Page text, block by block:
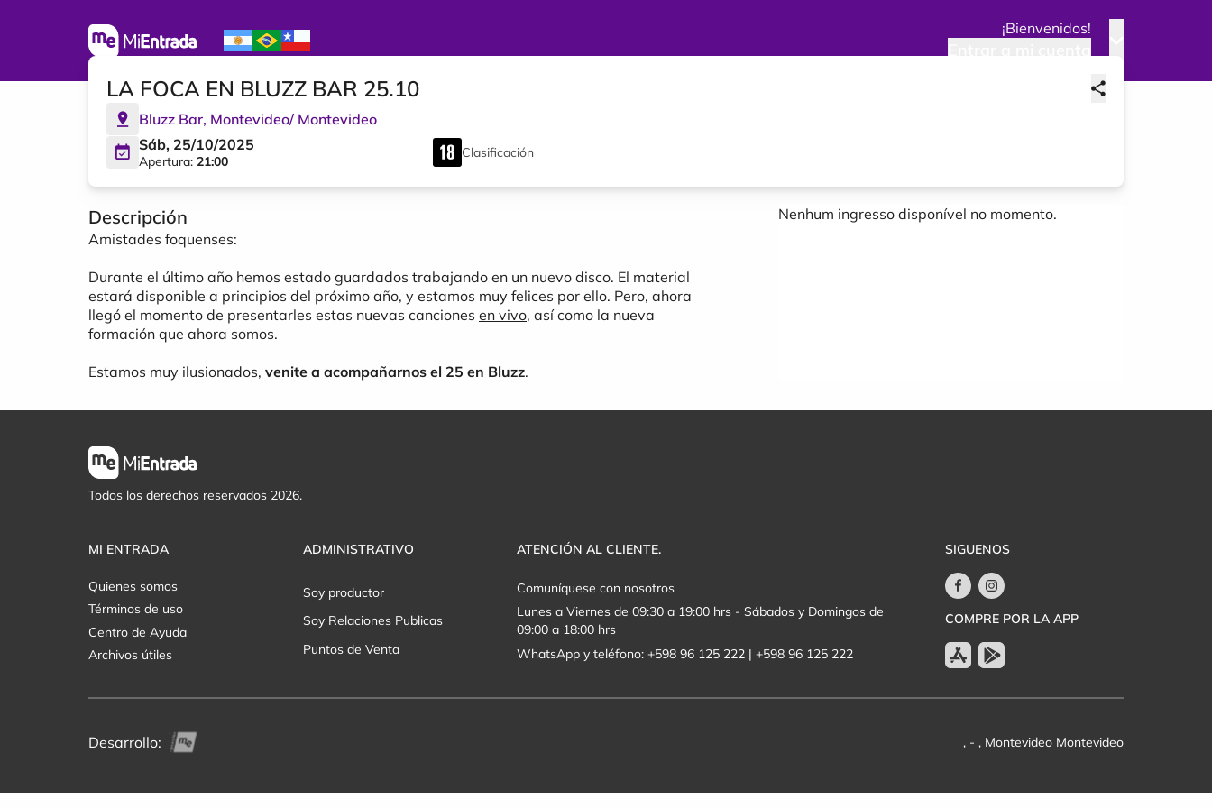
¡Bienvenidos!
LA FOCA EN BLUZZ BAR 25.10
Bluzz Bar, Montevideo/ Montevideo
Sáb, 25/10/2025
Apertura: 21:00
Clasificación
Descripción
Amistades foquenses:
Durante el último año hemos estado guardados trabajando en un nuevo disco. El material
estará disponible a principios del próximo año, y estamos muy felices por ello. Pero, ahora
llegó el momento de presentarles estas nuevas canciones en vivo, así como la nueva
formación que ahora somos.
Estamos muy ilusionados, venite a acompañarnos el 25 en Bluzz.
Nenhum ingresso disponível no momento.
Todos los derechos reservados 2026.
MI ENTRADA
Quienes somos
Términos de uso
Centro de Ayuda
Archivos útiles
ADMINISTRATIVO
Soy productor
Soy Relaciones Publicas
Puntos de Venta
ATENCIÓN AL CLIENTE.
Comuníquese con nosotros
Lunes a Viernes de 09:30 a 19:00 hrs - Sábados y Domingos de
09:00 a 18:00 hrs
WhatsApp y teléfono: +598 96 125 222 | +598 96 125 222
SIGUENOS
COMPRE POR LA APP
Desarrollo: , - , Montevideo Montevideo